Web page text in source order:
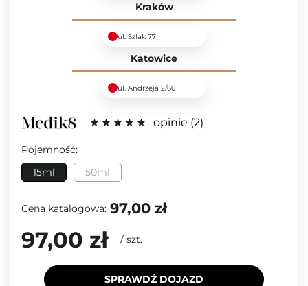
Kraków
ul. Szlak 77
Katowice
ul. Andrzeja 2/60
opinie 2
Pojemność:
15ml
50ml
Cena katalogowa: 97,00 zł
97,00 zł / szt.
SPRAWDŹ DOJAZD